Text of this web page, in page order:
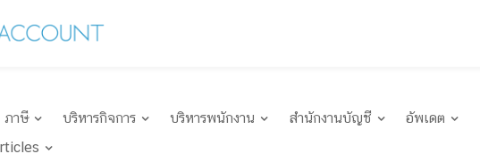
ภาษี บริหารกิจการ บริหารพนักงาน สำนักงานบัญชี
อัพเดต